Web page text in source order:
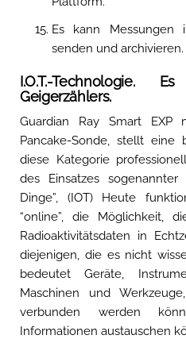
Es kann
senden und
I.O.T.-Technologie.
Geigerzählers.
Guardian Ray Smart EXP
Pancake-Sonde, stellt eine
diese Kategorie
des Einsatzes
Dinge”, (IOT) Heute
“online”, die Möglichkeit,
Radioaktivitätsdaten in
diejenigen, die es nicht
bedeutet Geräte,
Maschinen und
verbunden werden
Informationen austauschen